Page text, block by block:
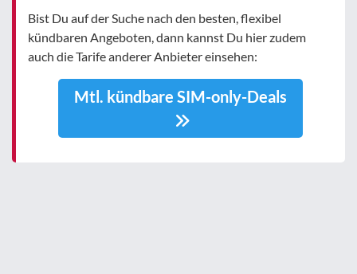
Bist Du auf der Suche nach den besten, flexibel
kündbaren Angeboten, dann kannst Du hier zudem
auch die Tarife anderer Anbieter einsehen:
Mtl. kündbare SIM-only-Deals